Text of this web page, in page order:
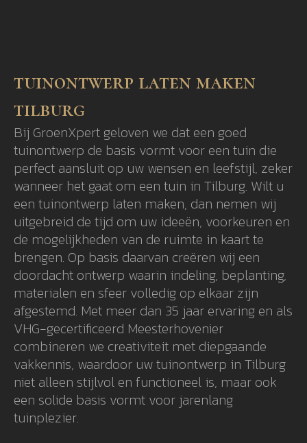
tuinontwerp laten maken
tilburg
Bij GroenXpert geloven we dat een goed
tuinontwerp de basis vormt voor een tuin die
perfect aansluit op uw wensen en leefstijl, zeker
wanneer het gaat om een tuin in Tilburg. Wilt u
een tuinontwerp laten maken, dan nemen wij
uitgebreid de tijd om uw ideeën, voorkeuren en
de mogelijkheden van de ruimte in kaart te
brengen. Op basis daarvan creëren wij een
doordacht ontwerp waarin indeling, beplanting,
materialen en sfeer volledig op elkaar zijn
afgestemd. Met meer dan 35 jaar ervaring en als
VHG-gecertificeerd Meesterhovenier
combineren we creativiteit met diepgaande
vakkennis, waardoor uw tuinontwerp in Tilburg
niet alleen stijlvol en functioneel is, maar ook
een solide basis vormt voor jarenlang
tuinplezier.